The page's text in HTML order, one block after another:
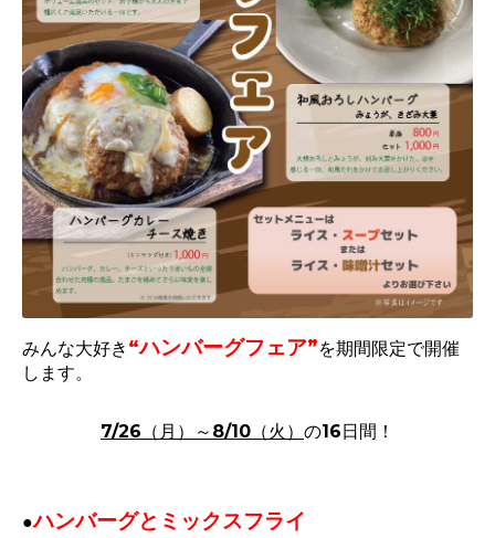
みんな大好き “ハンバーグフェア”を期間限定で開催
します。
7/26（月）～8/10（火） の16日間！
●ハンバーグとミックスフライ